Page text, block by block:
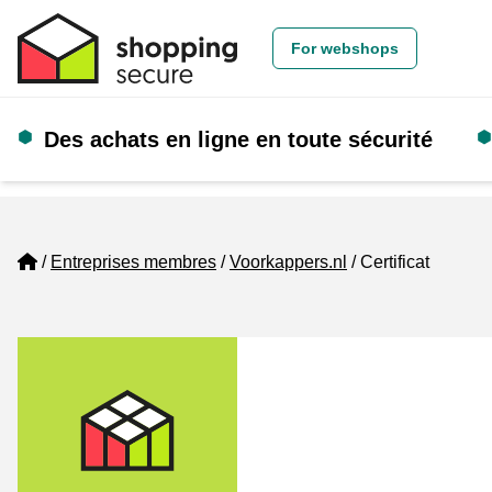
For webshops
Des achats en ligne en toute sécurité
Home
Entreprises membres Voorkappers.nl Certificat